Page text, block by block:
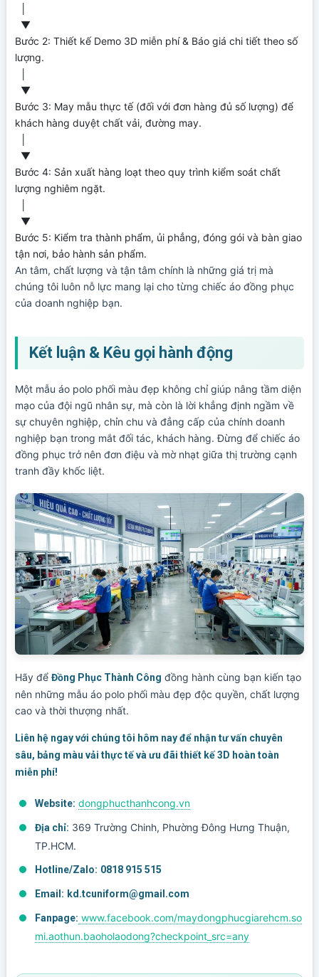
Bước 2: Thiết kế Demo 3D miễn phí & Báo giá chi tiết theo số
lượng.
Bước 3: May mẫu thực tế (đối với đơn hàng đủ số lượng) để
khách hàng duyệt chất vải, đường may.
Bước 4: Sản xuất hàng loạt theo quy trình kiểm soát chất
lượng nghiêm ngặt.
Bước 5: Kiểm tra thành phẩm, ủi phẳng, đóng gói và bàn giao
An tâm, chất lượng và tận tâm chính là những giá trị mà
chúng tôi luôn nỗ lực mang lại cho từng chiếc áo đồng phục
của doanh nghiệp bạn.
Kết luận & Kêu gọi hành động
Một mẫu áo polo phối màu đẹp không chỉ giúp nâng tầm diện
mạo của đội ngũ nhân sự, mà còn là lời khẳng định ngầm về
sự chuyên nghiệp, chỉn chu và đẳng cấp của chính doanh
nghiệp bạn trong mắt đối tác, khách hàng. Đừng để chiếc áo
đồng phục trở nên đơn điệu và mờ nhạt giữa thị trường cạnh
tranh đầy khốc liệt.
Hãy để Đồng Phục Thành Công đồng hành cùng bạn kiến tạo
nên những mẫu áo polo phối màu đẹp độc quyền, chất lượng
cao và thời thượng nhất.
Liên hệ ngay với chúng tôi hôm nay để nhận tư vấn chuyên
sâu, bảng màu vải thực tế và ưu đãi thiết kế 3D hoàn toàn
miễn phí!
Website: dongphucthanhcong.vn
Địa chỉ: 369 Trường Chinh, Phường Đông Hưng Thuận,
TP.HCM.
Hotline/Zalo: 0818 915 515
Email: kd.tcuniform@gmail.com
Fanpage: www.facebook.com/maydongphucgiarehcm.so
mi.aothun.baoholaodong?checkpoint_src=any